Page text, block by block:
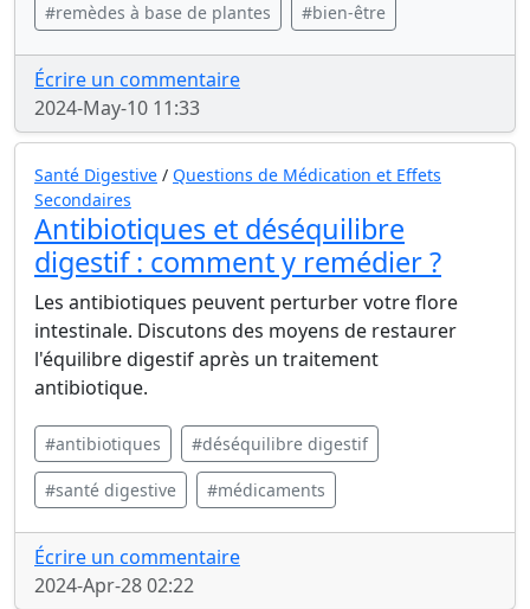
#remèdes à base de plantes #bien-être
Écrire un commentaire
2024-May-10 11:33
Santé Digestive / Questions de Médication et Effets
Secondaires
Antibiotiques et déséquilibre
digestif : comment y remédier ?
Les antibiotiques peuvent perturber votre flore
intestinale. Discutons des moyens de restaurer
l'équilibre digestif après un traitement
antibiotique.
#antibiotiques #déséquilibre digestif
#santé digestive #médicaments
Écrire un commentaire
2024-Apr-28 02:22